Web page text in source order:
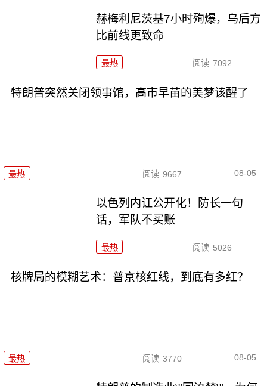
赫梅利尼茨基7小时殉爆，乌后方
比前线更致命
最热 阅读 7092
特朗普突然关闭领事馆，高市早苗的美梦该醒了
最热 阅读 9667 08-05
以色列内讧公开化！防长一句
话，军队不买账
最热 阅读 5026
核牌局的模糊艺术：普京核红线，到底有多红？
最热 阅读 3770 08-05